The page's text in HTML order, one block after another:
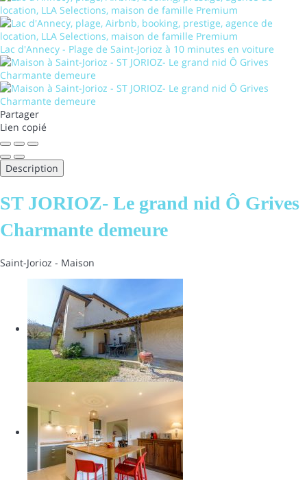
Lac d'Annecy - Plage de Saint-Jorioz à 10 minutes en voiture
Partager
Lien copié
Description
ST JORIOZ- Le grand nid Ô Grives
Charmante demeure
Saint-Jorioz - Maison